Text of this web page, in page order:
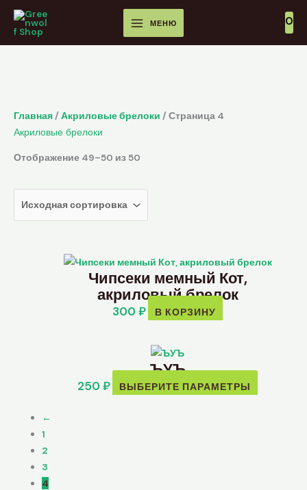
Перейти
содержимому
MAIN
MENU
МЕНЮ 0
Главная/Акриловые брелоки / Страница 4
Акриловые брелоки
Отображение 49–50 из 50
Чипсеки мемный Кот,
акриловый брелок
300 ₽ В КОРЗИНУ
ЪУЪ
250 ₽ ВЫБЕРИТЕ ПАРАМЕТРЫ
товар
←
1
2
3
4